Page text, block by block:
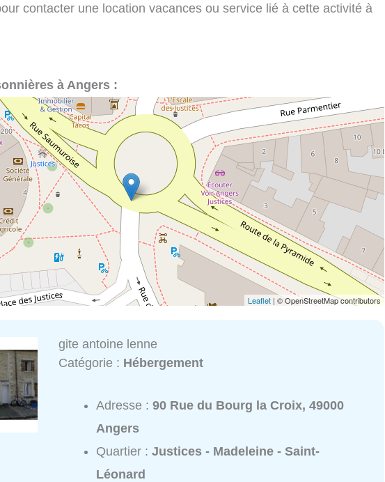
contacter une location vacances ou service lié à cette activité à
à Angers :
Leaflet | © OpenStreetMap contributors
gite antoine lenne
Catégorie : Hébergement
Adresse :90 Rue du Bourg la Croix, 49000
Angers
Quartier :Justices - Madeleine - Saint-
Léonard